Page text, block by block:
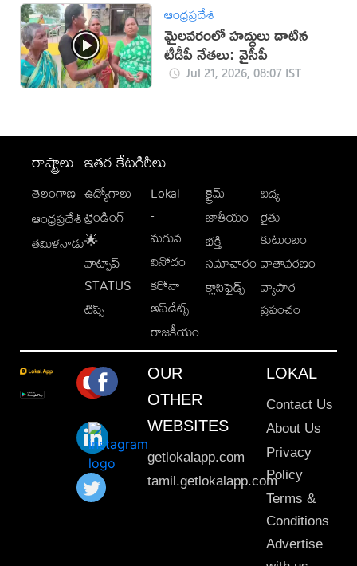
ఆంధ్రప్రదేశ్
మైలవరంలో హద్దులు దాటిన
టీడీపీ నేతలు: వైసీపీ
Jul 21, 2026, 08:07 IST
రాష్ట్రాలు
తెలంగాణ
ఆంధ్రప్రదేశ్
తమిళనాడు
ఇతర కేటగిరీలు
ఉద్యోగాలు
ట్రెండింగ్
🌟
వాట్సాప్
STATUS
టిప్స్
Lokal
-
మగువ
వినోదం
కరోనా
అప్‌డేట్స్
రాజకీయం
క్రైమ్
జాతీయం
భక్తి
సమాచారం
క్లాసిఫైడ్స్
విద్య
రైతు
కుటుంబం
వాతావరణం
వ్యాపార
ప్రపంచం
OUR
OTHER
WEBSITES
getlokalapp.com
tamil.getlokalapp.com
LOKAL
Contact Us
About Us
Privacy
Policy
Terms &
Conditions
Advertise